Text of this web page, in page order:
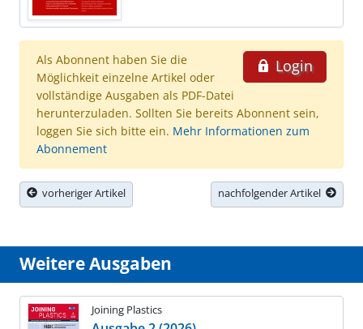
Login
Als Abonnent haben Sie die
Möglichkeit einzelne Artikel oder
vollständige Ausgaben als PDF-Datei
herunterzuladen. Sollten Sie bereits Abonnent sein,
loggen Sie sich bitte ein. Mehr Informationen zum
Abonnement
vorheriger Artikel nachfolgender Artikel
Weitere Ausgaben
Joining Plastics